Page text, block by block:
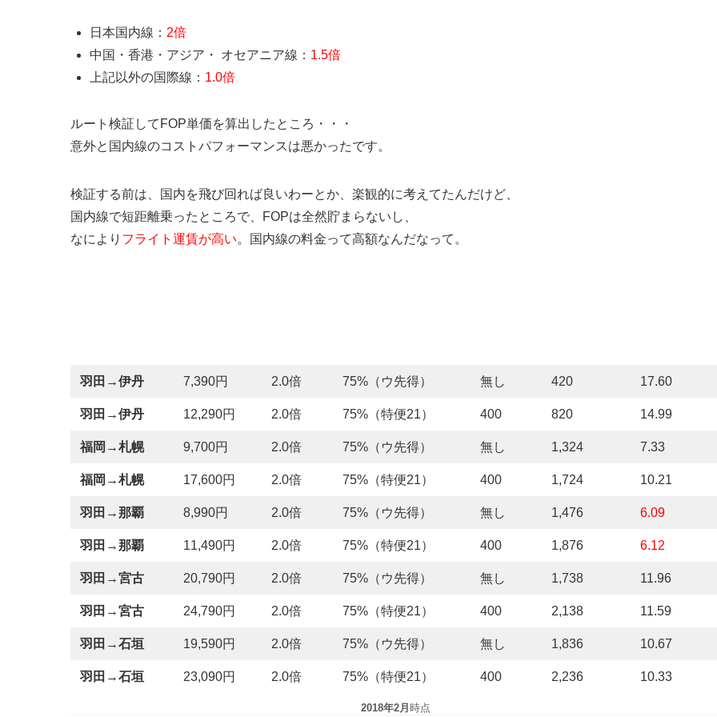
日本国内線： 2倍
中国・香港・アジア・ オセアニア線： 1.5倍
上記以外の国際線： 1.0倍
ルート検証してFOP単価を算出したところ・・・
意外と国内線のコストパフォーマンスは悪かったです。
検証する前は、国内を飛び回れば良いわーとか、楽観的に考えてたんだけど、
国内線で短距離乗ったところで、FOPは全然貯まらないし、
なにより フライト運賃が高い。国内線の料金って高額なんだなって。
羽田→伊丹 7,390円 2.0倍 75%（ウ先得） 無し 420 17.60
羽田→伊丹 12,290円 2.0倍 75%（特便21） 400 820 14.99
福岡→札幌 9,700円 2.0倍 75%（ウ先得） 無し 1,324 7.33
福岡→札幌 17,600円 2.0倍 75%（特便21） 400 1,724 10.21
羽田→那覇 8,990円 2.0倍 75%（ウ先得） 無し 1,476 6.09
羽田→那覇 11,490円 2.0倍 75%（特便21） 400 1,876 6.12
羽田→宮古 20,790円 2.0倍 75%（ウ先得） 無し 1,738 11.96
羽田→宮古 24,790円 2.0倍 75%（特便21） 400 2,138 11.59
羽田→石垣 19,590円 2.0倍 75%（ウ先得） 無し 1,836 10.67
羽田→石垣 23,090円 2.0倍 75%（特便21） 400 2,236 10.33
2018年2月 時点